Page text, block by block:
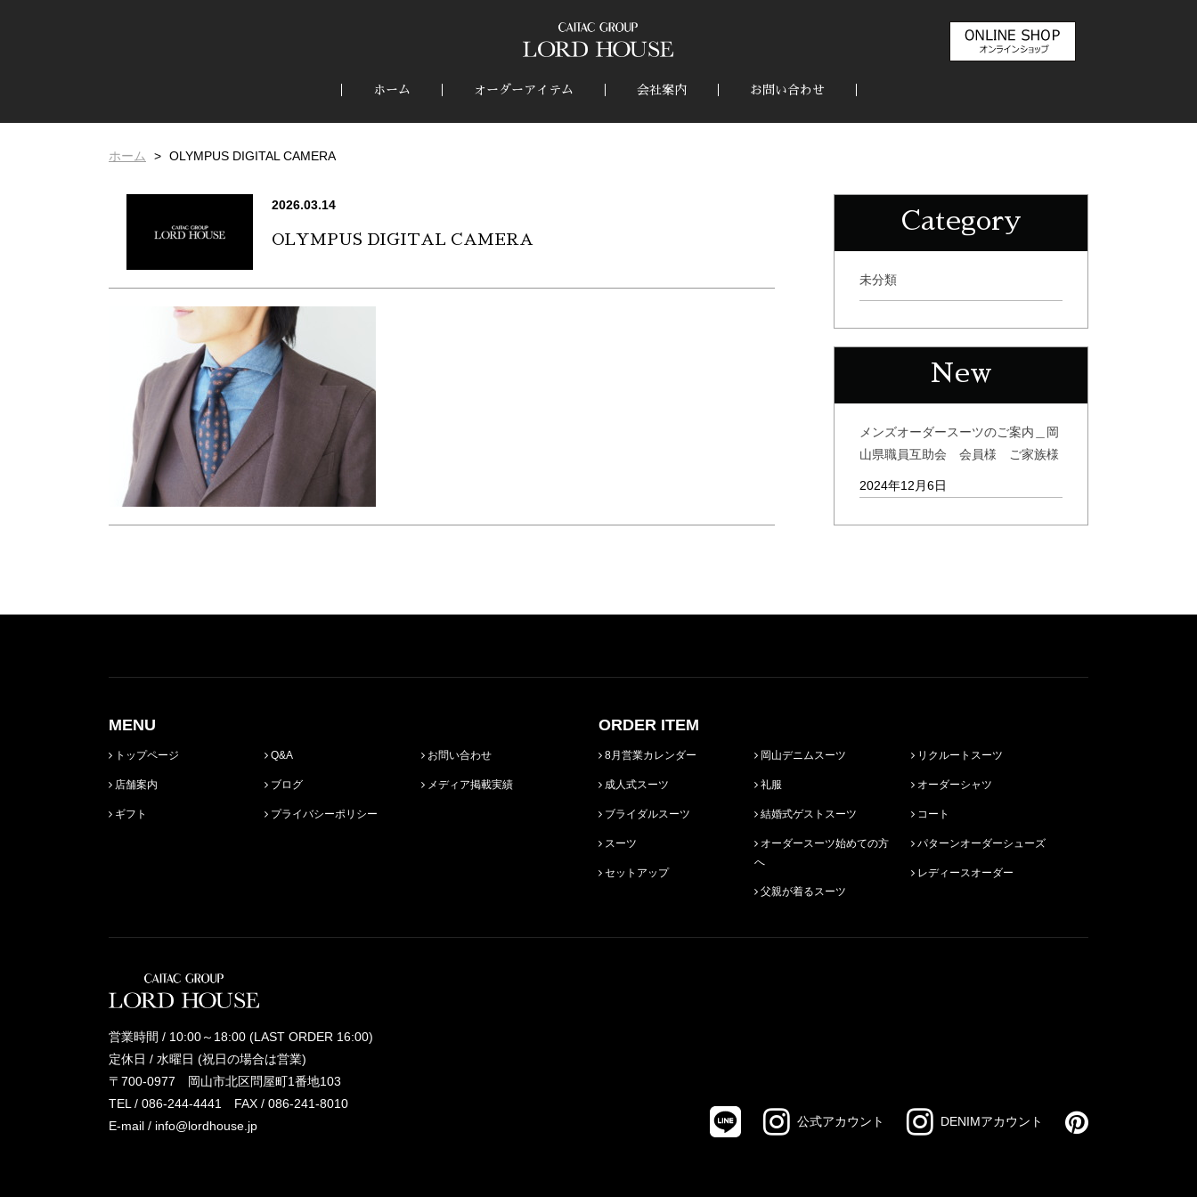
ホーム オーダーアイテム 会社案内 お問い合わせ
ホーム OLYMPUS DIGITAL CAMERA
2026.03.14
OLYMPUS DIGITAL CAMERA
Category
未分類
New
メンズオーダースーツのご案内＿岡
山県職員互助会 会員様 ご家族様
2024年12月6日
MENU
トップページ
店舗案内
ギフト
Q&A
ブログ
プライバシーポリシー
お問い合わせ
メディア掲載実績
ORDER ITEM
8月営業カレンダー
成人式スーツ
ブライダルスーツ
スーツ
セットアップ
岡山デニムスーツ
礼服
結婚式ゲストスーツ
へ
父親が着るスーツ
リクルートスーツ
オーダーシャツ
コート
パターンオーダーシューズ
レディースオーダー
営業時間 / 10:00～18:00 (LAST ORDER 16:00)
定休日 / 水曜日 (祝日の場合は営業)
〒700-0977 岡山市北区問屋町1番地103
TEL / 086-244-4441
FAX / 086-241-8010
E-mail / info@lordhouse.jp 公式アカウント DENIMアカウント